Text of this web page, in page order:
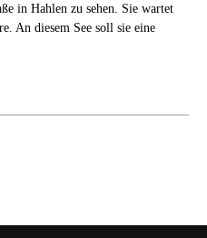
in Hahlen zu sehen. Sie wartet
An diesem See soll sie eine